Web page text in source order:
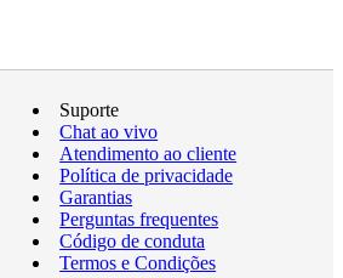
Suporte
Chat ao vivo
Atendimento ao cliente
Política de privacidade
Garantias
Perguntas frequentes
Código de conduta
Termos e Condições